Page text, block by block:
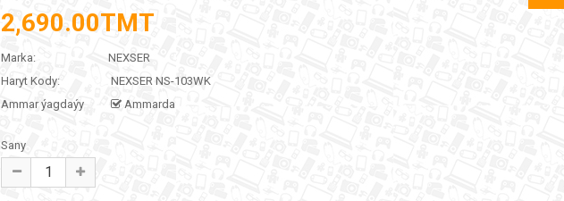
2,690.00TMT
Marka:
NEXSER
Haryt Kody:
NEXSER NS-103WK
Ammar ýagdaýy
Ammarda
Sany